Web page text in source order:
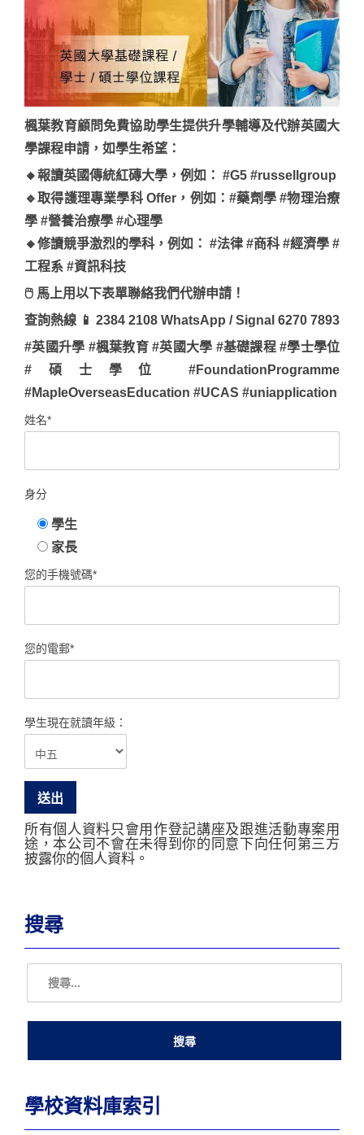
楓葉教育顧問免費協助學生提供升學輔導及代辦英國大
學課程申請，如學生希望：
🔸報讀英國傳統紅磚大學，例如： #G5 #russellgroup
🔹取得護理專業學科 Offer，例如：#藥劑學 #物理治療
學 #營養治療學 #心理學
🔸修讀競爭激烈的學科，例如： #法律 #商科 #經濟學 #
工程系 #資訊科技
🖱 馬上用以下表單聯絡我們代辦申請！
查詢熱線 📱 2384 2108 WhatsApp / Signal 6270 7893
#英國升學 #楓葉教育 #英國大學 #基礎課程 #學士學位
#碩士學位 #FoundationProgramme
#MapleOverseasEducation #UCAS #uniapplication
姓名*
身分
學生
家長
您的手機號碼*
您的電郵*
學生現在就讀年級：
所有個人資料只會用作登記講座及跟進活動專案用
途，本公司不會在未得到你的同意下向任何第三方
披露你的個人資料。
搜尋
學校資料庫索引